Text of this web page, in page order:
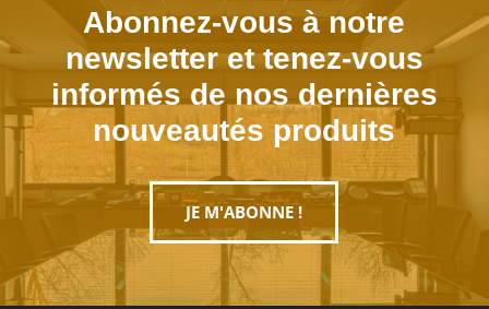
Abonnez-vous à notre
newsletter et tenez-vous
informés de nos dernières
nouveautés produits
JE M'ABONNE !